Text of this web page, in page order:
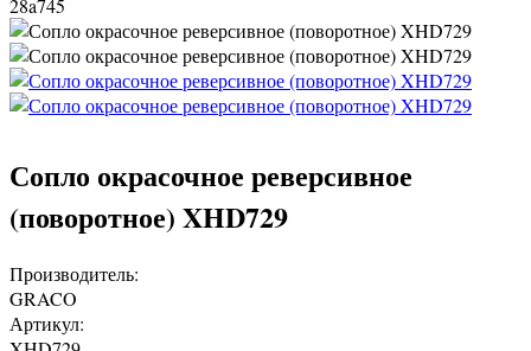
28a745
Сопло окрасочное реверсивное
(поворотное) XHD729
Производитель:
GRACO
Артикул: